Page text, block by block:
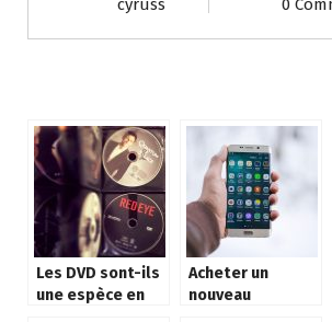
artificielle
cyruss 0
Les DVD sont-ils
une espèce en
Acheter un
nouveau